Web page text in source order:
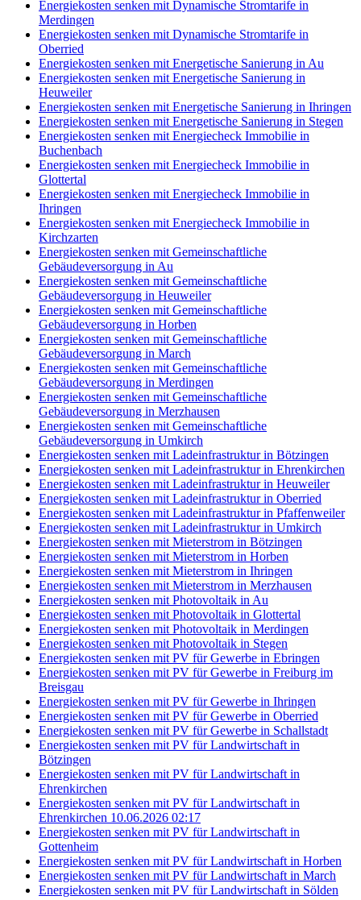
Energiekosten senken mit Dynamische Stromtarife in
Merdingen
Energiekosten senken mit Dynamische Stromtarife in
Oberried
Energiekosten senken mit Energetische Sanierung in Au
Energiekosten senken mit Energetische Sanierung in
Heuweiler
Energiekosten senken mit Energetische Sanierung in Ihringen
Energiekosten senken mit Energetische Sanierung in Stegen
Energiekosten senken mit Energiecheck Immobilie in
Buchenbach
Energiekosten senken mit Energiecheck Immobilie in
Glottertal
Energiekosten senken mit Energiecheck Immobilie in
Ihringen
Energiekosten senken mit Energiecheck Immobilie in
Kirchzarten
Energiekosten senken mit Gemeinschaftliche
Gebäudeversorgung in Au
Energiekosten senken mit Gemeinschaftliche
Gebäudeversorgung in Heuweiler
Energiekosten senken mit Gemeinschaftliche
Gebäudeversorgung in Horben
Energiekosten senken mit Gemeinschaftliche
Gebäudeversorgung in March
Energiekosten senken mit Gemeinschaftliche
Gebäudeversorgung in Merdingen
Energiekosten senken mit Gemeinschaftliche
Gebäudeversorgung in Merzhausen
Energiekosten senken mit Gemeinschaftliche
Gebäudeversorgung in Umkirch
Energiekosten senken mit Ladeinfrastruktur in Bötzingen
Energiekosten senken mit Ladeinfrastruktur in Ehrenkirchen
Energiekosten senken mit Ladeinfrastruktur in Heuweiler
Energiekosten senken mit Ladeinfrastruktur in Oberried
Energiekosten senken mit Ladeinfrastruktur in Pfaffenweiler
Energiekosten senken mit Ladeinfrastruktur in Umkirch
Energiekosten senken mit Mieterstrom in Bötzingen
Energiekosten senken mit Mieterstrom in Horben
Energiekosten senken mit Mieterstrom in Ihringen
Energiekosten senken mit Mieterstrom in Merzhausen
Energiekosten senken mit Photovoltaik in Au
Energiekosten senken mit Photovoltaik in Glottertal
Energiekosten senken mit Photovoltaik in Merdingen
Energiekosten senken mit Photovoltaik in Stegen
Energiekosten senken mit PV für Gewerbe in Ebringen
Energiekosten senken mit PV für Gewerbe in Freiburg im
Breisgau
Energiekosten senken mit PV für Gewerbe in Ihringen
Energiekosten senken mit PV für Gewerbe in Oberried
Energiekosten senken mit PV für Gewerbe in Schallstadt
Energiekosten senken mit PV für Landwirtschaft in
Bötzingen
Energiekosten senken mit PV für Landwirtschaft in
Ehrenkirchen
Energiekosten senken mit PV für Landwirtschaft in
Ehrenkirchen 10.06.2026 02:17
Energiekosten senken mit PV für Landwirtschaft in
Gottenheim
Energiekosten senken mit PV für Landwirtschaft in Horben
Energiekosten senken mit PV für Landwirtschaft in March
Energiekosten senken mit PV für Landwirtschaft in Sölden